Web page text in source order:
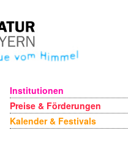
Institutionen
Preise & Förderungen
Kalender & Festivals